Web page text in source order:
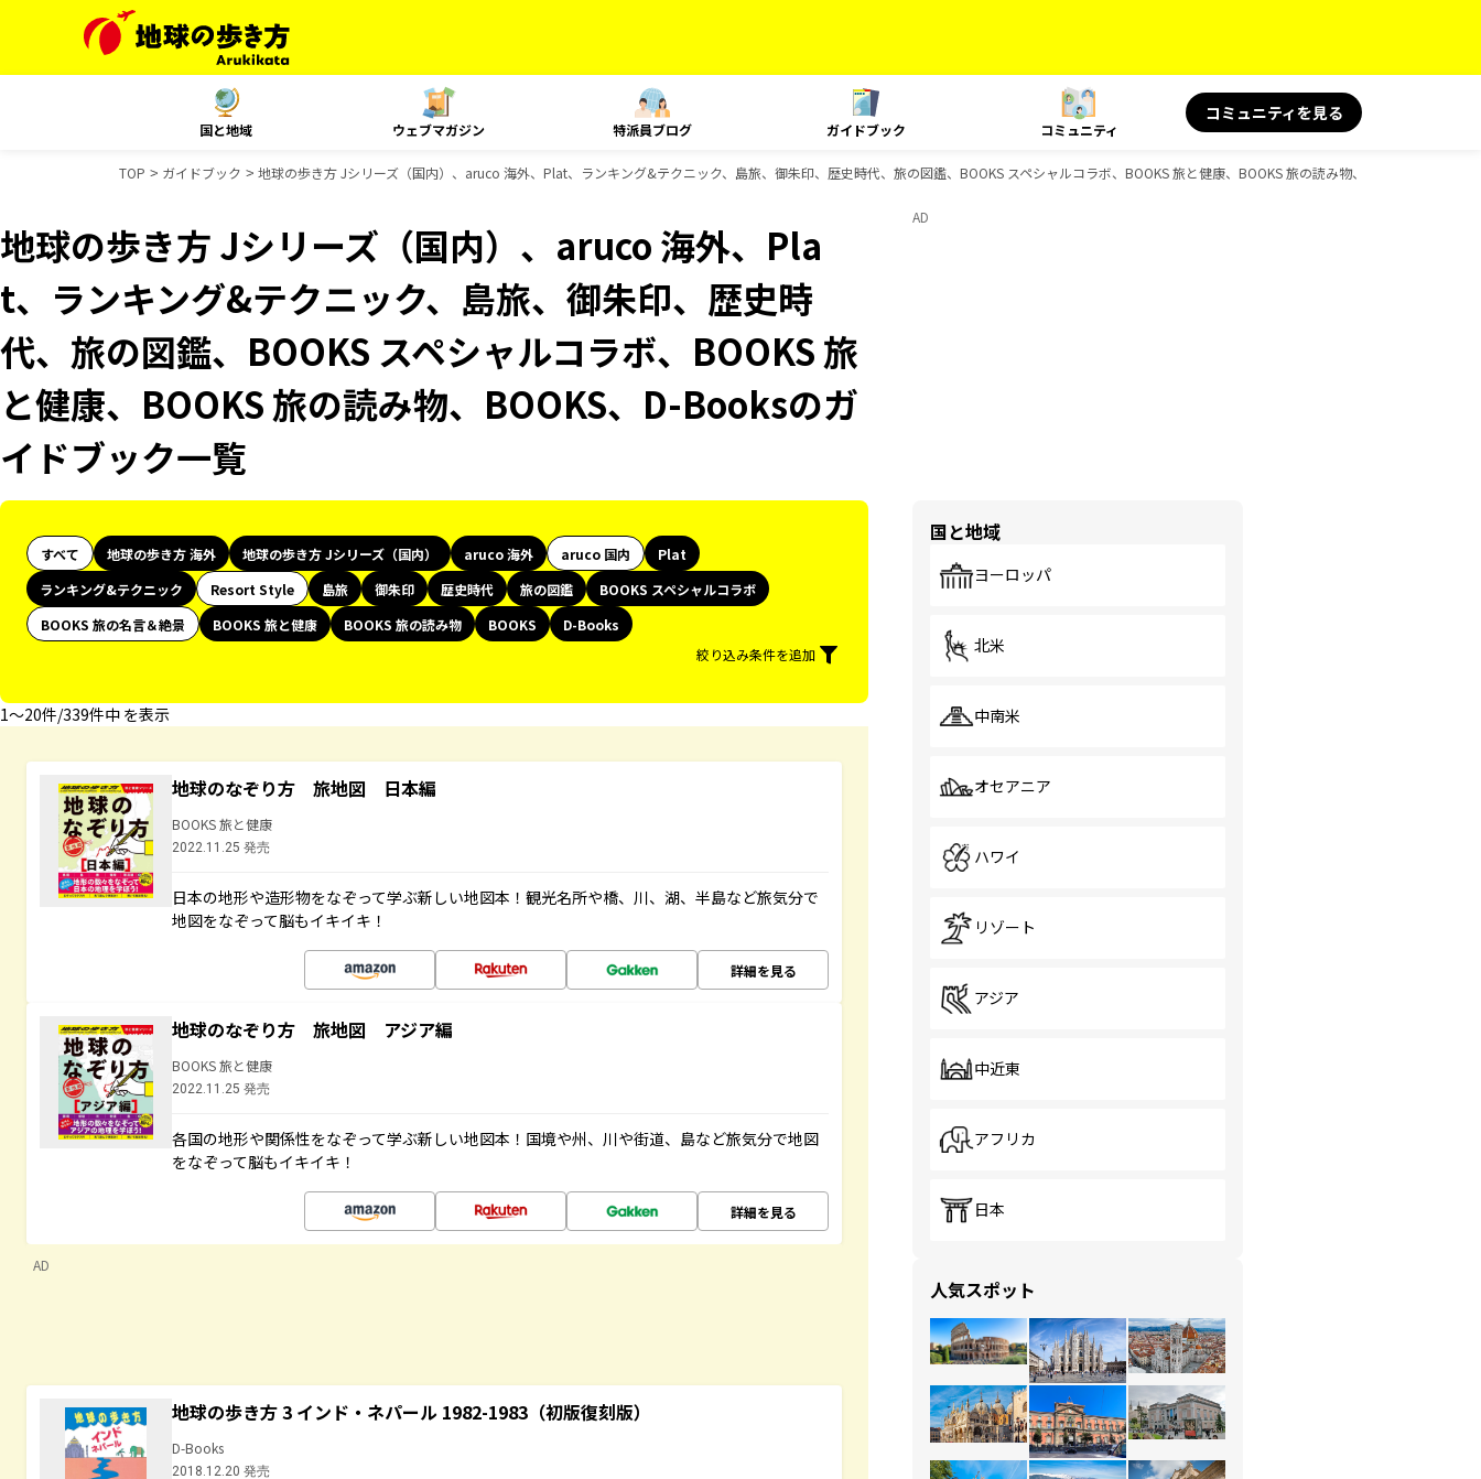
国と地域 ウェブマガジン 特派員ブログ ガイドブック コミュニティ
コミュニティを見る
TOP ガイドブック 地球の歩き方 Jシリーズ（国内）、aruco 海外、Plat、ランキング&テクニック、島旅、御朱印、歴史時代、旅の図鑑、BOOKS スペシャルコラボ、BOOKS 旅と健康、BOOKS 旅の読み物、BOOKS、D-Books
地球の歩き方 Jシリーズ（国内）、aruco 海外、Pla
t、ランキング&テクニック、島旅、御朱印、歴史時
代、旅の図鑑、BOOKS スペシャルコラボ、BOOKS 旅
と健康、BOOKS 旅の読み物、BOOKS、D-Booksのガ
イドブック一覧
すべて 地球の歩き方 海外 地球の歩き方 Jシリーズ（国内） aruco 海外 aruco 国内
Plat
ランキング&テクニック
Resort Style 島旅 御朱印 歴史時代 旅の図鑑
BOOKS スペシャルコラボ
BOOKS 旅の名言＆絶景
BOOKS 旅と健康 BOOKS 旅の読み物 BOOKS
D-Books
絞り込み条件を追加
1〜20件/339件中 を表示
地球のなぞり方 旅地図 日本編
BOOKS 旅と健康
2022.11.25 発売
日本の地形や造形物をなぞって学ぶ新しい地図本！観光名所や橋、川、湖、半島など旅気分で
地図をなぞって脳もイキイキ！
詳細を見る
地球のなぞり方 旅地図 アジア編
BOOKS 旅と健康
2022.11.25 発売
各国の地形や関係性をなぞって学ぶ新しい地図本！国境や州、川や街道、島など旅気分で地図
をなぞって脳もイキイキ！
詳細を見る
AD
地球の歩き方 3 インド・ネパール 1982-1983（初版復刻版）
D-Books
2018.12.20 発売
AD
国と地域
ヨーロッパ
北米
中南米
オセアニア
ハワイ
リゾート
アジア
中近東
アフリカ
日本
人気スポット